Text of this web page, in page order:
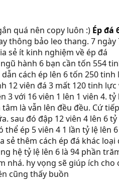
quá nên copy luôn :) Ép đá
thông bảo leo thang. 7 ngày
sẻ ít kinh nghiệm về ép đá
hành 6 bạn cần tốn 554
cách ép lên 6 tốn 250 tinh
12 viên đá 3 mất 120 tinh lực
3 với 16 viên 1 lên 1 viên 4.
là vẫn lên đều đều. Cứ
sau đó đập 12 viên 4 lên 6
thể ép 5 viên 4 1 lần tỷ lệ lên
sẻ thêm cách ép đá khác
hệ tỷ lệ lên 6 là 94 phần
nhá. hy vọng sẽ giúp ích cho
cũng thấy buồn